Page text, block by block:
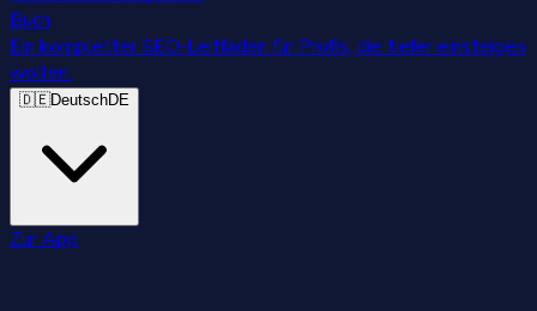
Buch
Ein kompletter SEO-Leitfaden für Profis, die tiefer einsteigen
wollen.
🇩🇪DeutschDE
Zur App